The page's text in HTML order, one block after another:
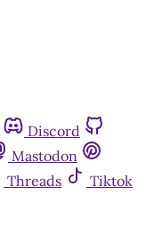
Discord
Mastodon
Threads
Tiktok